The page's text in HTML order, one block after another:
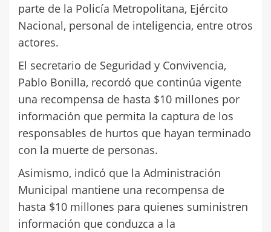
parte de la Policía Metropolitana, Ejército
Nacional, personal de inteligencia, entre otros
actores.
El secretario de Seguridad y Convivencia,
Pablo Bonilla, recordó que continúa vigente
una recompensa de hasta $10 millones por
información que permita la captura de los
responsables de hurtos que hayan terminado
con la muerte de personas.
Asimismo, indicó que la Administración
Municipal mantiene una recompensa de
hasta $10 millones para quienes suministren
información que conduzca a la